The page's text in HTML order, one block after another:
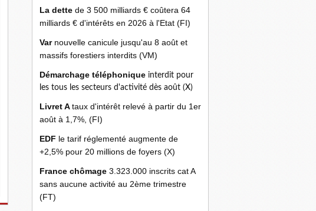
La dette de 3 500 milliards € coûtera 64
milliards € d'intérêts en 2026 à l'Etat (FI)
Var nouvelle canicule jusqu'au 8 août et
massifs forestiers interdits (VM)
Démarchage téléphonique interdit pour
les tous les secteurs d'activité dès août (X)
Livret Ataux d'intérêt relevé à partir du 1er
août à 1,7%, (FI)
EDF le tarif réglementé augmente de
+2,5% pour 20 millions de foyers (X)
France chômage 3.323.000 inscrits cat A
sans aucune activité au 2ème trimestre
(FT)